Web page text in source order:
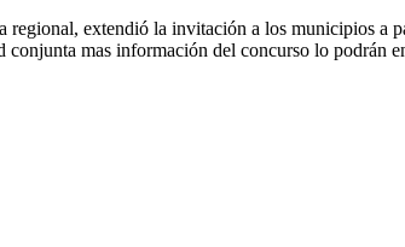
regional, extendió la invitación a los municipios a
conjunta mas información del concurso lo podrán